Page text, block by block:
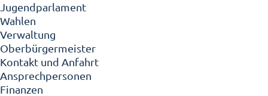
Jugendparlament
Wahlen
Verwaltung
Oberbürgermeister
Kontakt und Anfahrt
Ansprechpersonen
Finanzen